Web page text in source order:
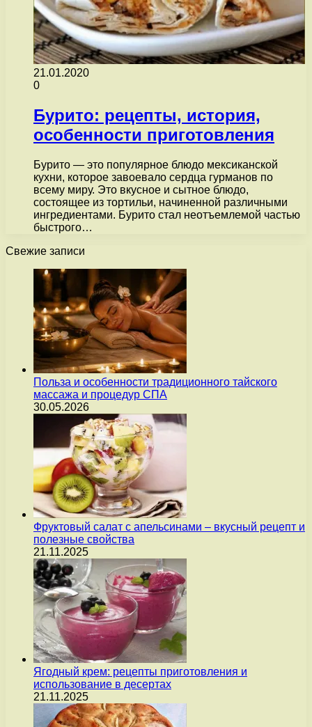
21.01.2020
0
Бурито: рецепты, история,
особенности приготовления
Бурито — это популярное блюдо мексиканской
кухни, которое завоевало сердца гурманов по
всему миру. Это вкусное и сытное блюдо,
состоящее из тортильи, начиненной различными
ингредиентами. Бурито стал неотъемлемой частью
быстрого…
Свежие записи
Польза и особенности традиционного тайского
массажа и процедур СПА
30.05.2026
Фруктовый салат с апельсинами – вкусный рецепт и
полезные свойства
21.11.2025
Ягодный крем: рецепты приготовления и
использование в десертах
21.11.2025